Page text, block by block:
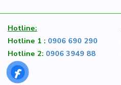
Hotline:
Hotline 1 : 0906 690 290
Hotline 2: 0906 3949 88